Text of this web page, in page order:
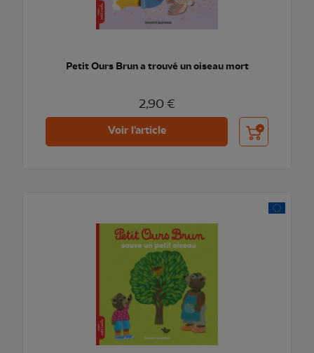
Petit Ours Brun a trouvé un oiseau mort
2,90 €
Voir l'article Ajouter au